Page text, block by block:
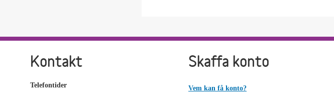
Kontakt
Telefontider
Skaffa konto
Vem kan få konto?